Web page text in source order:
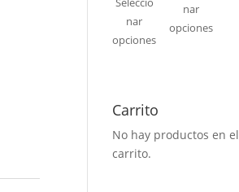
nar
opciones
nar
opciones
Carrito
No hay productos en el
carrito.